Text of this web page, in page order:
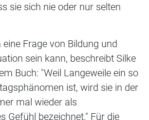
sie sich nie oder nur selten
Frage von Bildung und
sein kann, beschreibt Silke
Buch: "Weil Langeweile ein so
ist, wird sie in der
mal wieder als
Gefühl bezeichnet." Für die